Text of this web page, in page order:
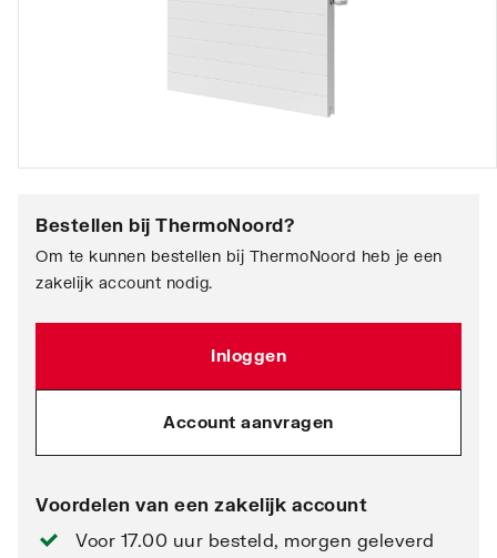
Bestellen bij ThermoNoord?
Om te kunnen bestellen bij ThermoNoord heb je een
zakelijk account nodig.
Inloggen
Account aanvragen
Voordelen van een zakelijk account
Voor 17.00 uur besteld, morgen geleverd